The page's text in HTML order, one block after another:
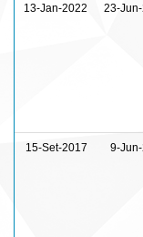
13-Jan-2022 23-Jun-
15-Set-2017 9-